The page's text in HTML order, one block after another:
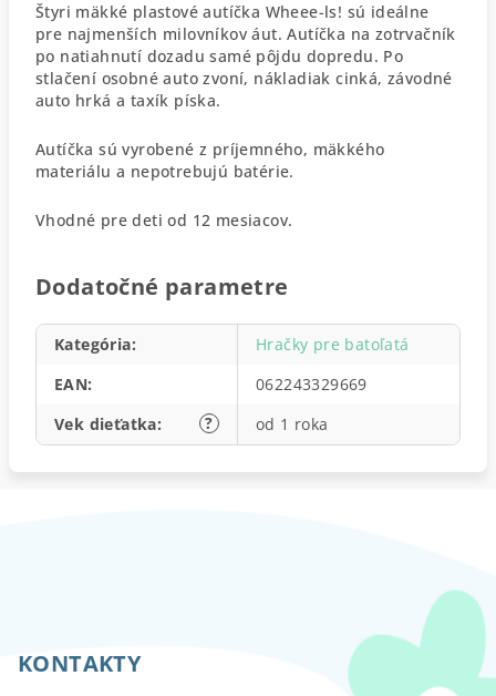
Štyri mäkké plastové autíčka Wheee-ls! sú ideálne
pre najmenších milovníkov áut. Autíčka na zotrvačník
po natiahnutí dozadu samé pôjdu dopredu. Po
stlačení osobné auto zvoní, nákladiak cinká, závodné
auto hrká a taxík píska.
Autíčka sú vyrobené z príjemného, mäkkého
materiálu a nepotrebujú batérie.
Vhodné pre deti od 12 mesiacov.
Dodatočné parametre
Kategória:
Hračky pre batoľatá
EAN:
062243329669
?
Vek dieťatka: od 1 roka
KONTAKTY